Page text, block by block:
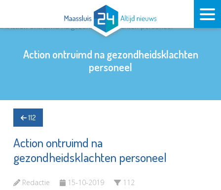
Action ontruimd na gezondheidsklachten
personeel
112
Action ontruimd na
gezondheidsklachten personeel
Redactie 15-10-2019 112